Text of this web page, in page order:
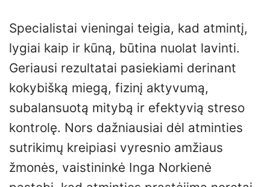
Specialistai vieningai teigia, kad atmintį,
lygiai kaip ir kūną, būtina nuolat lavinti.
Geriausi rezultatai pasiekiami derinant
kokybišką miegą, fizinį aktyvumą,
subalansuotą mitybą ir efektyvią streso
kontrolę. Nors dažniausiai dėl atminties
sutrikimų kreipiasi vyresnio amžiaus
žmonės, vaistininkė Inga Norkienė